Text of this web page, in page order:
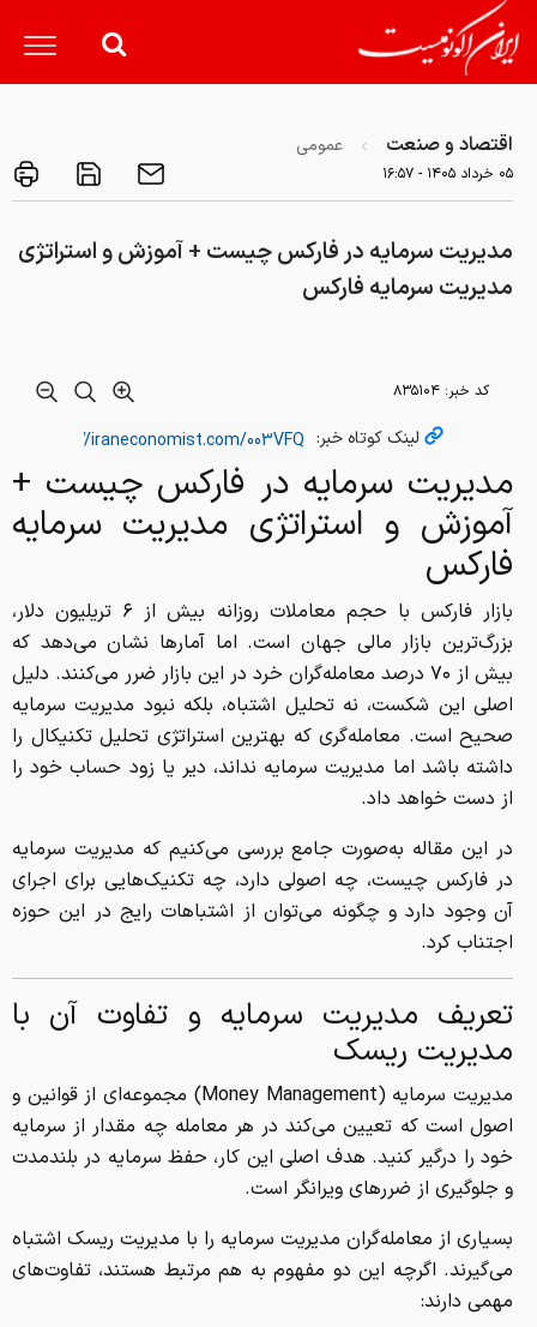
اقتصاد و صنعت عمومی
۰۵ خرداد ۱۴۰۵ - ۱۶:۵۷
مدیریت سرمایه در فارکس چیست + آموزش و استراتژی
مدیریت سرمایه فارکس
کد خبر: ۸۳۵۱۰۴
لینک کوتاه خبر:
مدیریت سرمایه در فارکس چیست +
آموزش و استراتژی مدیریت سرمایه
فارکس
بازار فارکس با حجم معاملات روزانه بیش از ۶ تریلیون دلار،
بزرگ‌ترین بازار مالی جهان است. اما آمارها نشان می‌دهد که
بیش از ۷۰ درصد معامله‌گران خرد در این بازار ضرر می‌کنند. دلیل
اصلی این شکست، نه تحلیل اشتباه، بلکه نبود مدیریت سرمایه
صحیح است. معامله‌گری که بهترین استراتژی تحلیل تکنیکال را
داشته باشد اما مدیریت سرمایه نداند، دیر یا زود حساب خود را
از دست خواهد داد.
در این مقاله به‌صورت جامع بررسی می‌کنیم که مدیریت سرمایه
در فارکس چیست، چه اصولی دارد، چه تکنیک‌هایی برای اجرای
آن وجود دارد و چگونه می‌توان از اشتباهات رایج در این حوزه
اجتناب کرد.
تعریف مدیریت سرمایه و تفاوت آن با
مدیریت ریسک
مدیریت سرمایه (Money Management) مجموعه‌ای از قوانین و
اصول است که تعیین می‌کند در هر معامله چه مقدار از سرمایه
خود را درگیر کنید. هدف اصلی این کار، حفظ سرمایه در بلندمدت
و جلوگیری از ضررهای ویرانگر است.
بسیاری از معامله‌گران مدیریت سرمایه را با مدیریت ریسک اشتباه
می‌گیرند. اگرچه این دو مفهوم به هم مرتبط هستند، تفاوت‌های
مهمی دارند: